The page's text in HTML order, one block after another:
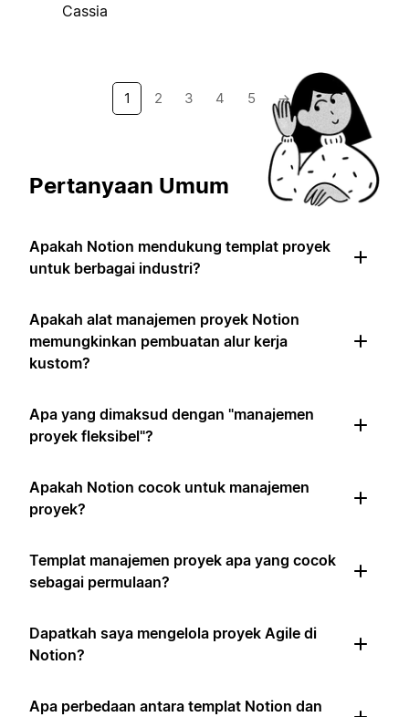
Cassia
1 2 3 4 5 →
Pertanyaan Umum
Apakah Notion mendukung templat proyek
untuk berbagai industri?
Apakah alat manajemen proyek Notion
memungkinkan pembuatan alur kerja
kustom?
Apa yang dimaksud dengan "manajemen
proyek fleksibel"?
Apakah Notion cocok untuk manajemen
proyek?
Templat manajemen proyek apa yang cocok
sebagai permulaan?
Dapatkah saya mengelola proyek Agile di
Notion?
Apa perbedaan antara templat Notion dan